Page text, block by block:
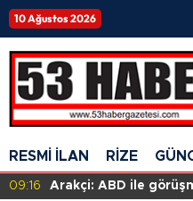
10 Ağustos 2026
RESMİ İLAN RİZE
09:16
Arakçi: ABD ile